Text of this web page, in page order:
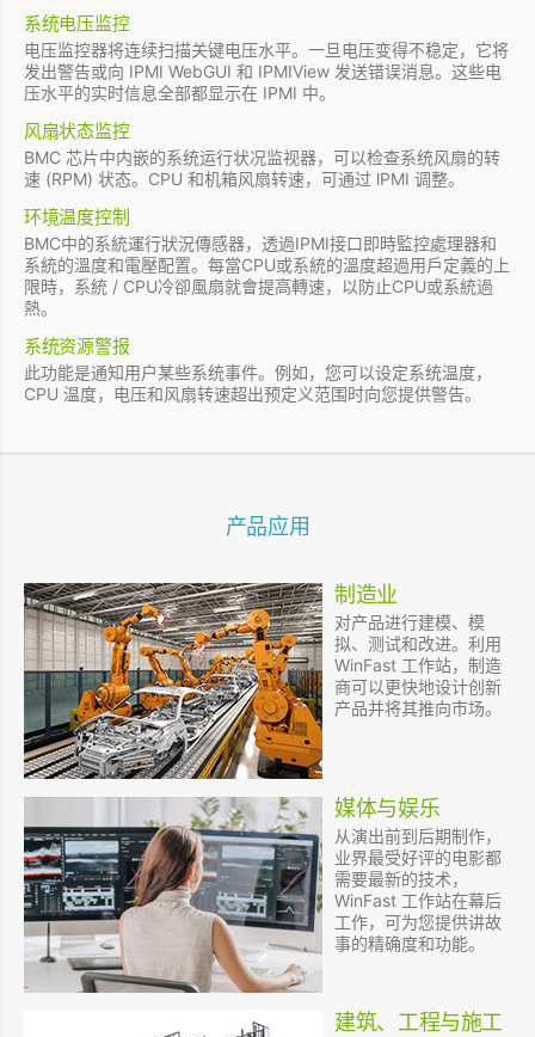
系统电压监控
电压监控器将连续扫描关键电压水平。一旦电压变得不稳定，它将
发出警告或向 IPMI WebGUI 和 IPMIView 发送错误消息。这些电
压水平的实时信息全部都显示在 IPMI 中。
风扇状态监控
BMC 芯片中内嵌的系统运行状况监视器，可以检查系统风扇的转
速 (RPM) 状态。CPU 和机箱风扇转速，可通过 lPMI 调整。
环境温度控制
BMC中的系統運行狀況傳感器，透過IPMI接口即時監控處理器和
系統的溫度和電壓配置。每當CPU或系統的溫度超過用戶定義的上
限時，系統 / CPU冷卻風扇就會提高轉速，以防止CPU或系統過
熱。
系统资源警报
此功能是通知用户某些系统事件。例如，您可以设定系统温度，
CPU 温度，电压和风扇转速超出预定义范围时向您提供警告。
产品应用
制造业
对产品进行建模、模
拟、测试和改进。利用
WinFast 工作站，制造
商可以更快地设计创新
产品并将其推向市场。
媒体与娱乐
从演出前到后期制作，
业界最受好评的电影都
需要最新的技术，
WinFast 工作站在幕后
工作，可为您提供讲故
事的精确度和功能。
建筑、工程与施工